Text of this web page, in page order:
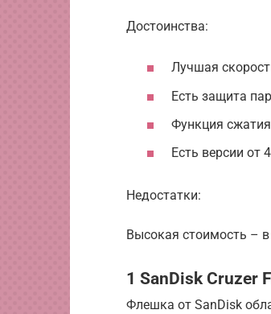
Достоинства:
Лучшая
Есть защита
Функция
Есть версии
Недостатки:
Высокая стоимость –
1 SanDisk Cruzer
Флешка от SanDisk